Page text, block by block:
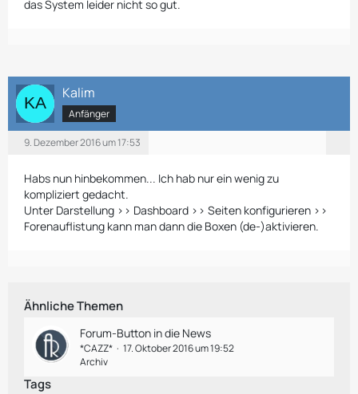
das System leider nicht so gut.
Kalim
Anfänger
9. Dezember 2016 um 17:53
Habs nun hinbekommen... Ich hab nur ein wenig zu
kompliziert gedacht.
Unter Darstellung >> Dashboard >> Seiten konfigurieren >>
Forenauflistung kann man dann die Boxen (de-)aktivieren.
Ähnliche Themen
Forum-Button in die News
*CAZZ*
17. Oktober 2016 um 19:52
Archiv
Tags